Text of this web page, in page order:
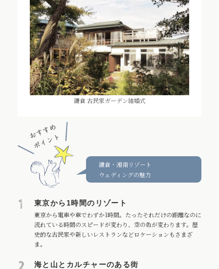
鎌倉 古民家ガーデン結婚式
鎌倉・湘南リゾート
ウェディングの魅力
東京から1時間のリゾート
東京から電車や車でわずか1時間。たったそれだけの距離なのに
流れている時間のスピードが変わり、空の色が変わります。歴
史的な古民家や新しいレストランなどロケーションもさまざ
ま。
海と山とカルチャーのある街